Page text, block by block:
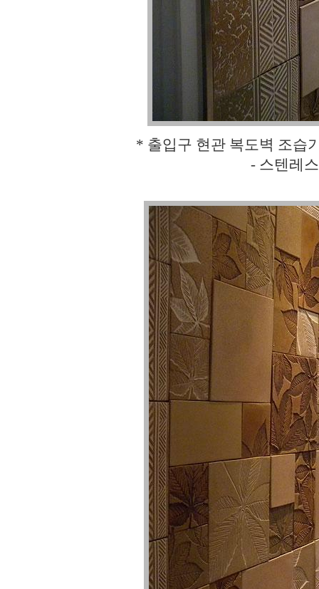
* 출입구 현관 복도벽 조습
- 스텐레